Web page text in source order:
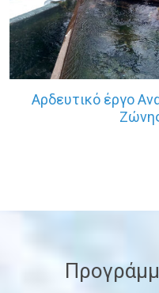
Αρδευτικό έργο